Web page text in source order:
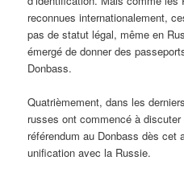
reconnues internationalement,
pas de statut légal, même en
émergé de donner des
Donbass.
Quatrièmement, dans les
russes ont commencé à discuter
référendum au Donbass dès cet
unification avec la Russie.